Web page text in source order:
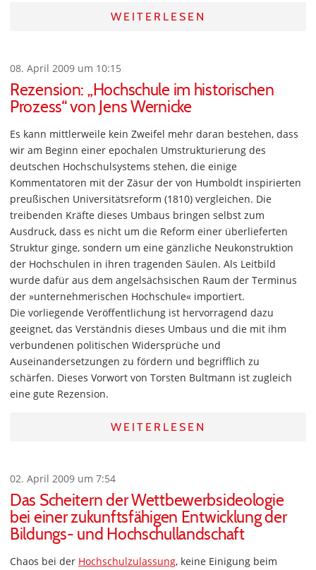
WEITERLESEN
08. April 2009 um 10:15
Rezension: „Hochschule im historischen
Prozess“ von Jens Wernicke
Es kann mittlerweile kein Zweifel mehr daran bestehen, dass
wir am Beginn einer epochalen Umstrukturierung des
deutschen Hochschulsystems stehen, die einige
Kommentatoren mit der Zäsur der von Humboldt inspirierten
preußischen Universitätsreform (1810) vergleichen. Die
treibenden Kräfte dieses Umbaus bringen selbst zum
Ausdruck, dass es nicht um die Reform einer überlieferten
Struktur ginge, sondern um eine gänzliche Neukonstruktion
der Hochschulen in ihren tragenden Säulen. Als Leitbild
wurde dafür aus dem angelsächsischen Raum der Terminus
der »unternehmerischen Hochschule« importiert.
Die vorliegende Veröffentlichung ist hervorragend dazu
geeignet, das Verständnis dieses Umbaus und die mit ihm
verbundenen politischen Widersprüche und
Auseinandersetzungen zu fördern und begrifflich zu
schärfen. Dieses Vorwort von Torsten Bultmann ist zugleich
eine gute Rezension.
WEITERLESEN
02. April 2009 um 7:54
Das Scheitern der Wettbewerbsideologie
bei einer zukunftsfähigen Entwicklung der
Bildungs- und Hochschullandschaft
Chaos bei der Hochschulzulassung, keine Einigung beim